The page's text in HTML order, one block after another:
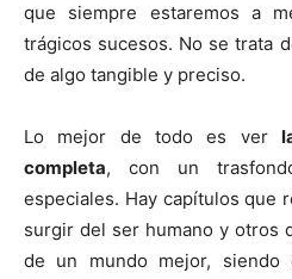
que siempre estaremos a
trágicos sucesos. No se trata
de algo tangible y preciso.
Lo mejor de todo es ver
completa, con un
especiales. Hay capítulos que
surgir del ser humano y otros
de un mundo mejor,